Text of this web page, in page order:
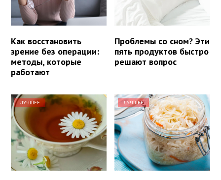
Как восстановить
зрение без операции:
методы, которые
работают
Проблемы со сном? Эти
пять продуктов быстро
решают вопрос
ЛУЧШЕЕ ЛУЧШЕЕ